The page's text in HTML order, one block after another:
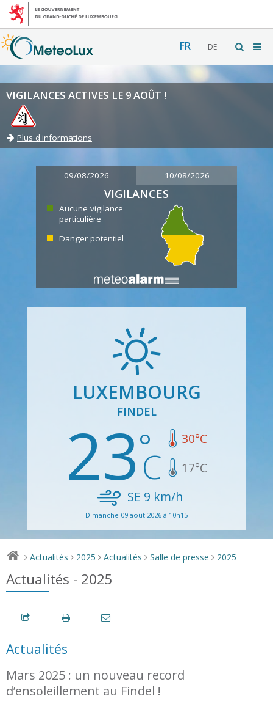
FR DE
VIGILANCES ACTIVES LE 9 AOÛT !
Plus d'informations
09/08/2026 10/08/2026
VIGILANCES
Aucune vigilance
particulière
Danger potentiel
LUXEMBOURG
FINDEL
23 30°C
17°C
SE 9 km/h
Dimanche 09 août 2026 à 10h15
> Actualités > 2025 > Actualités > Salle de presse > 2025
Actualités - 2025
Actualités
Mars 2025 : un nouveau record
d’ensoleillement au Findel !